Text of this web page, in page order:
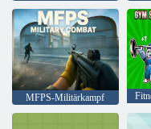
MFPS-Militärkampf